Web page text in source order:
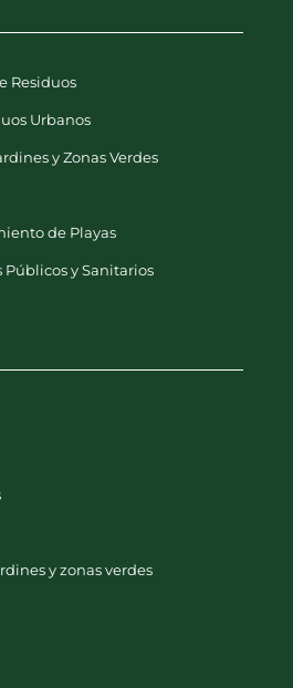
Residuos
y Zonas Verdes
de Playas
y Sanitarios
y zonas verdes